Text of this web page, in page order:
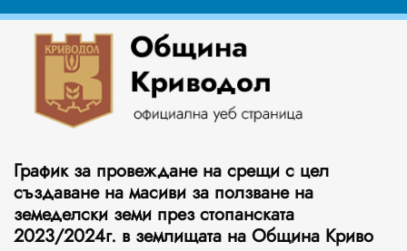
График за провеждане на срещи с цел
създаване на масиви за ползване на
земеделски земи през стопанската
2023/2024г. в землищата на Община Криво